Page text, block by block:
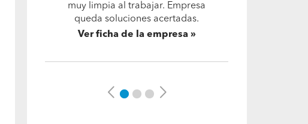
del tiempo y comunicación clara
y constante con los clientes…
Leer más